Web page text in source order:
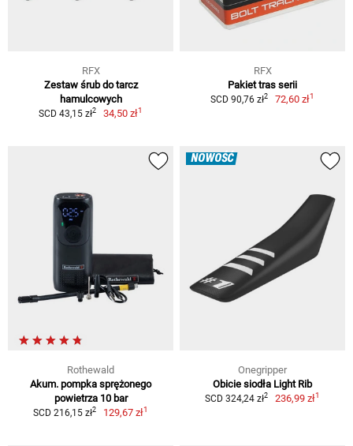
RFX
Zestaw śrub do tarcz
hamulcowych
SCD 43,15 zł2 34,50 zł1
RFX
Pakiet tras serii
SCD 90,76 zł2 72,60 zł1
Rothewald
Akum. pompka sprężonego
powietrza 10 bar
SCD 216,15 zł2 129,67 zł1
NOWOŚĆ
Onegripper
Obicie siodła Light Rib
SCD 324,24 zł2 236,99 zł1